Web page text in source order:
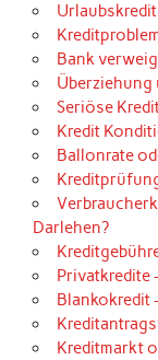
Bank
Überziehung
Seriöse
Kredit
Ballonrate
Darlehen?
Privatkredite
Blankokredit
Kreditmarkt